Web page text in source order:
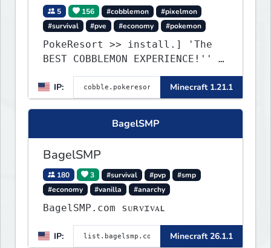
5 156 #cobblemon
#pixelmon
#survival
#pve #economy #pokemon
PokeResort >> install.] 'The
BEST COBBLEMON EXPERIENCE!'' -
IP:
Minecraft 1.21.1
BagelSMP
BagelSMP
180 3 #survival #pvp
#smp
#economy
#vanilla #anarchy
BagelSMP.com ѕᴜʀᴠɪᴠᴀʟ
IP: Minecraft 26.1.1